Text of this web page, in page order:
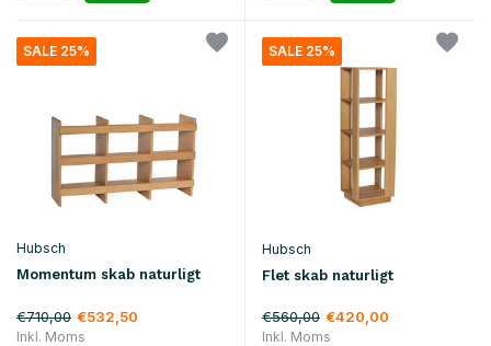
SALE 25%
Hubsch
Momentum skab naturligt
€710,00 €532,50
Inkl. Moms
SALE 25%
Hubsch
Flet skab naturligt
€560,00 €420,00
Inkl. Moms